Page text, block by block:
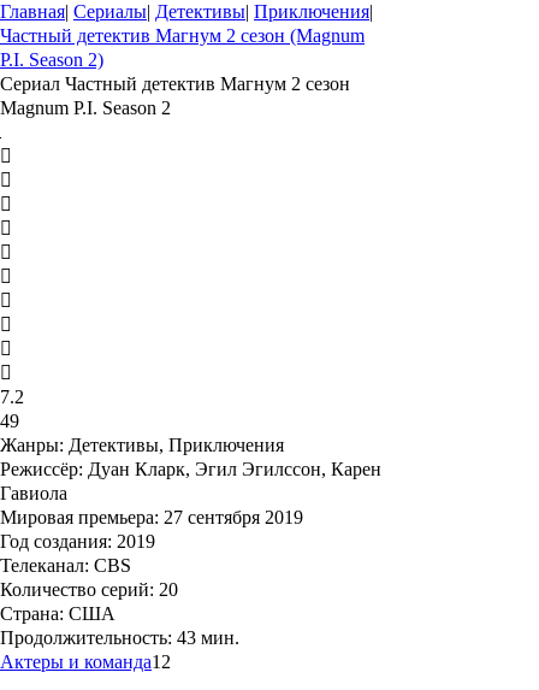
Главная| Сериалы| Детективы| Приключения|
Частный детектив Магнум 2 сезон (Magnum
P.I. Season 2)
Сериал Частный детектив Магнум 2 сезон
Magnum P.I. Season 2
7.2
49
Жанры: Детективы, Приключения
Режиссёр: Дуан Кларк, Эгил Эгилссон, Карен
Гавиола
Мировая премьера: 27 сентября 2019
Год создания: 2019
Телеканал: CBS
Количество серий: 20
Страна: США
Продолжительность: 43 мин.
Актеры и команда12